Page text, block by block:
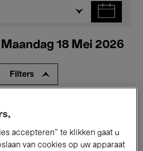
18 Mei 2026
Filters
Films
accepteren” te klikken gaat u
van cookies op uw apparaat